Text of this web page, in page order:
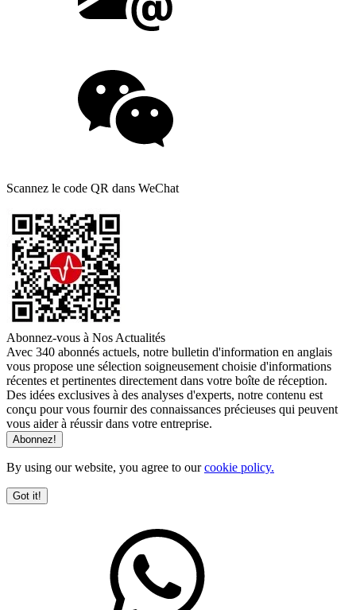
Scannez le code QR dans WeChat
Abonnez-vous à Nos Actualités
Avec 340 abonnés actuels, notre bulletin d'information en anglais
vous propose une sélection soigneusement choisie d'informations
récentes et pertinentes directement dans votre boîte de réception.
Des idées exclusives à des analyses d'experts, notre contenu est
conçu pour vous fournir des connaissances précieuses qui peuvent
vous aider à réussir dans votre entreprise.
By using our website, you agree to ourcookie policy.
Got it!